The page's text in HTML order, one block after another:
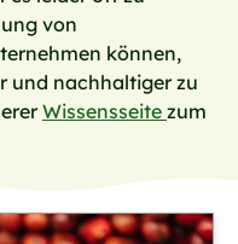
von
können,
und nachhaltiger zu
Wissensseite zum